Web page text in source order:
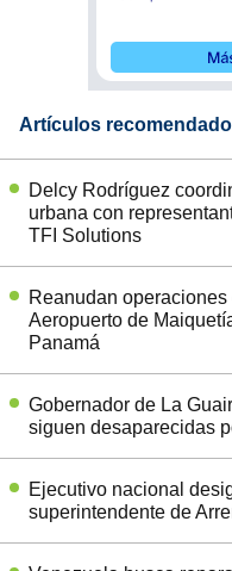
Artículos
Delcy Rodríguez
urbana con
TFI Solutions
Reanudan
Aeropuerto de
Panamá
Gobernador de La
siguen desaparecidas
Ejecutivo nacional
superintendente de